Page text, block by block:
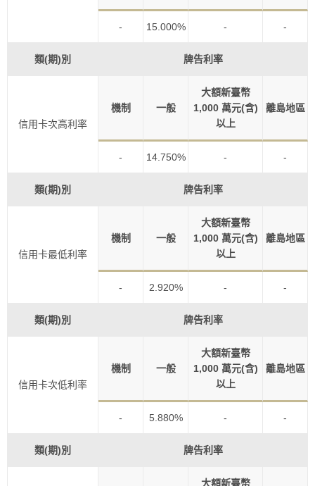
- 15.000% - -
類(期)別 牌告利率
信用卡次高利率
機制 一般
大額新臺幣
1,000 萬元(含)
以上
離島地區
- 14.750% - -
類(期)別 牌告利率
信用卡最低利率
機制 一般
大額新臺幣
1,000 萬元(含)
以上
離島地區
- 2.920% - -
類(期)別 牌告利率
信用卡次低利率
機制 一般
大額新臺幣
1,000 萬元(含)
以上
離島地區
- 5.880% - -
類(期)別 牌告利率
大額新臺幣